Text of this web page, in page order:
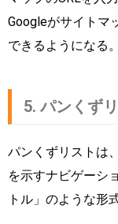
Googleがサイトマ
できるようになる。
5. パンくず
パンくずリストは
を示すナビゲーシ
トル」のような形